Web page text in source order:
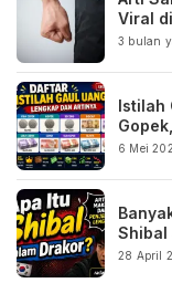
Viral
3 bulan
Istilah
6 Mei
Shibal
28 April